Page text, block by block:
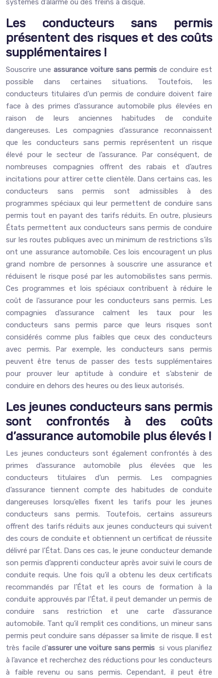
systèmes d’alarme ou des freins à disque.
Les conducteurs sans permis
présentent des risques et des coûts
supplémentaires !
Souscrire une assurance voiture sans permis de conduire est
possible dans certaines situations. Toutefois, les
conducteurs titulaires d’un permis de conduire doivent faire
face à des primes d’assurance automobile plus élevées en
raison de leurs anciennes habitudes de conduite
dangereuses. Les compagnies d’assurance reconnaissent
que les conducteurs sans permis représentent un risque
élevé pour le secteur de l’assurance. Par conséquent, de
nombreuses compagnies offrent des rabais et d’autres
incitations pour attirer cette clientèle. Dans certains cas, les
conducteurs sans permis sont admissibles à des
programmes spéciaux qui leur permettent de conduire sans
permis tout en payant des tarifs réduits. En outre, plusieurs
États permettent aux conducteurs sans permis de conduire
sur les routes publiques avec un minimum de restrictions s’ils
ont une assurance automobile. Ces lois encouragent un plus
grand nombre de personnes à souscrire une assurance et
réduisent le risque posé par les automobilistes sans permis.
Ces programmes et lois spéciaux contribuent à réduire le
coût de l’assurance pour les conducteurs sans permis. Les
compagnies d’assurance calment les taux pour les
conducteurs sans permis parce que leurs risques sont
considérés comme plus faibles que ceux des conducteurs
avec permis. Par exemple, les conducteurs sans permis
peuvent être tenus de passer des tests supplémentaires
pour prouver leur aptitude à conduire et s’abstenir de
conduire en dehors des heures ou des lieux autorisés.
Les jeunes conducteurs sans permis
sont confrontés à des coûts
d’assurance automobile plus élevés !
Les jeunes conducteurs sont également confrontés à des
primes d’assurance automobile plus élevées que les
conducteurs titulaires d’un permis. Les compagnies
d’assurance tiennent compte des habitudes de conduite
dangereuses lorsqu’elles fixent les tarifs pour les jeunes
conducteurs sans permis. Toutefois, certains assureurs
offrent des tarifs réduits aux jeunes conducteurs qui suivent
des cours de conduite et obtiennent un certificat de réussite
délivré par l’État. Dans ces cas, le jeune conducteur demande
son permis d’apprenti conducteur après avoir suivi le cours de
conduite requis. Une fois qu’il a obtenu les deux certificats
recommandés par l’État et les cours de formation à la
conduite approuvés par l’État, il peut demander un permis de
conduire sans restriction et une carte d’assurance
automobile. Tant qu’il remplit ces conditions, un mineur sans
permis peut conduire sans dépasser sa limite de risque. Il est
très facile d’assurer une voiture sans permis si vous planifiez
à l’avance et recherchez des réductions pour les conducteurs
à faible revenu ou sans permis. Cependant, il peut être